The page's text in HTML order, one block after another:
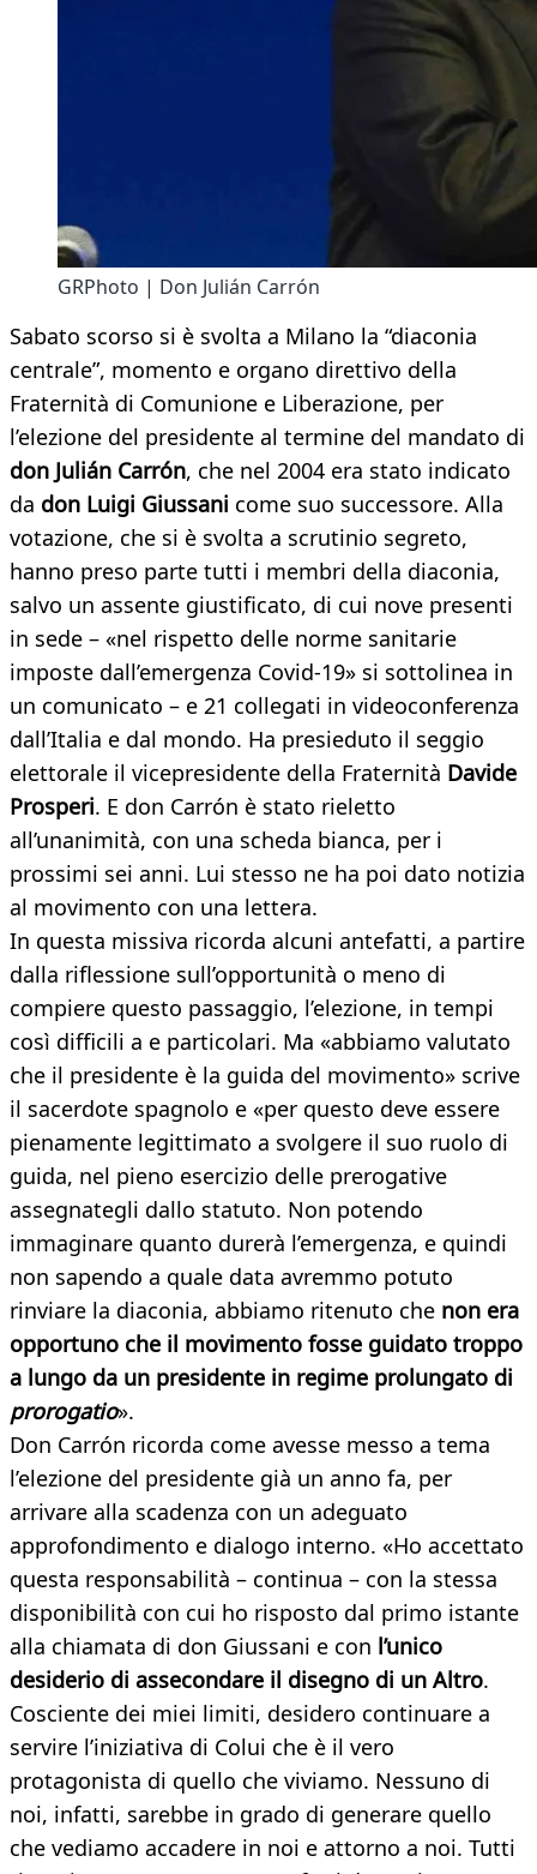
GRPhoto | Don Julián Carrón
Sabato scorso si è svolta a Milano la “diaconia
centrale”, momento e organo direttivo della
Fraternità di Comunione e Liberazione, per
l’elezione del presidente al termine del mandato di
don Julián Carrón, che nel 2004 era stato indicato
da don Luigi Giussani come suo successore. Alla
votazione, che si è svolta a scrutinio segreto,
hanno preso parte tutti i membri della diaconia,
salvo un assente giustificato, di cui nove presenti
in sede – «nel rispetto delle norme sanitarie
imposte dall’emergenza Covid-19» si sottolinea in
un comunicato – e 21 collegati in videoconferenza
dall’Italia e dal mondo. Ha presieduto il seggio
elettorale il vicepresidente della Fraternità Davide
Prosperi. E don Carrón è stato rieletto
all’unanimità, con una scheda bianca, per i
prossimi sei anni. Lui stesso ne ha poi dato notizia
al movimento con una lettera.
In questa missiva ricorda alcuni antefatti, a partire
dalla riflessione sull’opportunità o meno di
compiere questo passaggio, l’elezione, in tempi
così difficili a e particolari. Ma «abbiamo valutato
che il presidente è la guida del movimento» scrive
il sacerdote spagnolo e «per questo deve essere
pienamente legittimato a svolgere il suo ruolo di
guida, nel pieno esercizio delle prerogative
assegnategli dallo statuto. Non potendo
immaginare quanto durerà l’emergenza, e quindi
non sapendo a quale data avremmo potuto
rinviare la diaconia, abbiamo ritenuto che non era
opportuno che il movimento fosse guidato troppo
a lungo da un presidente in regime prolungato di
prorogatio».
Don Carrón ricorda come avesse messo a tema
l’elezione del presidente già un anno fa, per
arrivare alla scadenza con un adeguato
approfondimento e dialogo interno. «Ho accettato
questa responsabilità – continua – con la stessa
disponibilità con cui ho risposto dal primo istante
alla chiamata di don Giussani e con l’unico
desiderio di assecondare il disegno di un Altro.
Cosciente dei miei limiti, desidero continuare a
servire l’iniziativa di Colui che è il vero
protagonista di quello che viviamo. Nessuno di
noi, infatti, sarebbe in grado di generare quello
che vediamo accadere in noi e attorno a noi. Tutti